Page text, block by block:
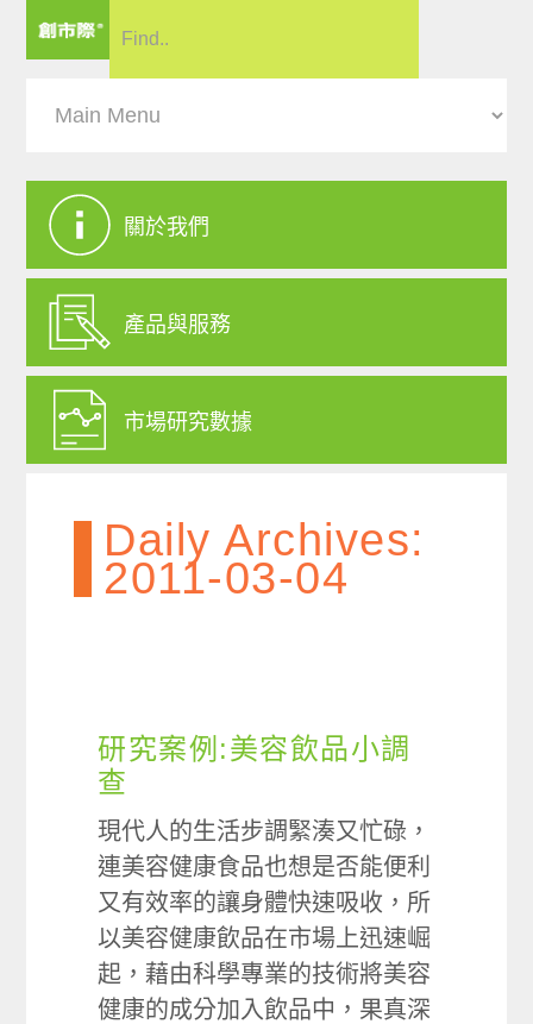
關於我們
產品與服務
市場研究數據
Daily Archives:
2011-03-04
研究案例:美容飲品小調
查
現代人的生活步調緊湊又忙碌，
連美容健康食品也想是否能便利
又有效率的讓身體快速吸收，所
以美容健康飲品在市場上迅速崛
起，藉由科學專業的技術將美容
健康的成分加入飲品中，果真深